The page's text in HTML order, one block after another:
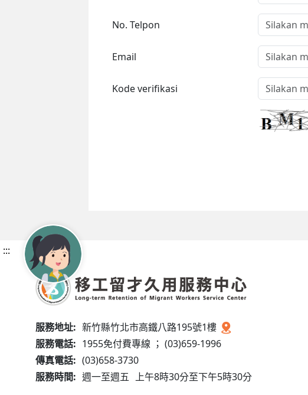
No. Telpon
Email
Kode verifikasi
:::
服務地址: 新竹縣竹北市高鐵八路195號1樓
服務電話: 1955免付費專線 ； (03)659-1996
傳真電話: (03)658-3730
服務時間: 週一至週五 上午8時30分至下午5時30分